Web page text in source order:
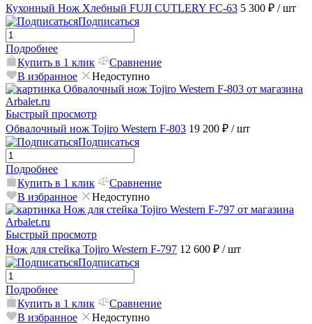
Кухонный Нож Хлебный FUJI CUTLERY FC-63 5 300 ₽ / шт
Подписаться
Подробнее
Купить в 1 клик
Сравнение
В избранное
Недоступно
Быстрый просмотр
Обвалочный нож Tojiro Western F-803 19 200 ₽ / шт
Подписаться
Подробнее
Купить в 1 клик
Сравнение
В избранное
Недоступно
Быстрый просмотр
Нож для стейка Tojiro Western F-797 12 600 ₽ / шт
Подписаться
Подробнее
Купить в 1 клик
Сравнение
В избранное
Недоступно